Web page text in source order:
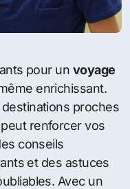
pour un voyage
enrichissant.
proches
renforcer vos
conseils
et des astuces
Avec un